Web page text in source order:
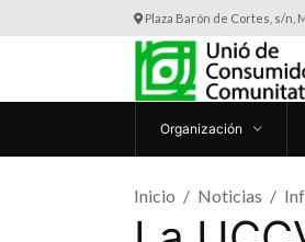
Plaza Barón de Cortes, s/n,
Organización
Inicio Noticias